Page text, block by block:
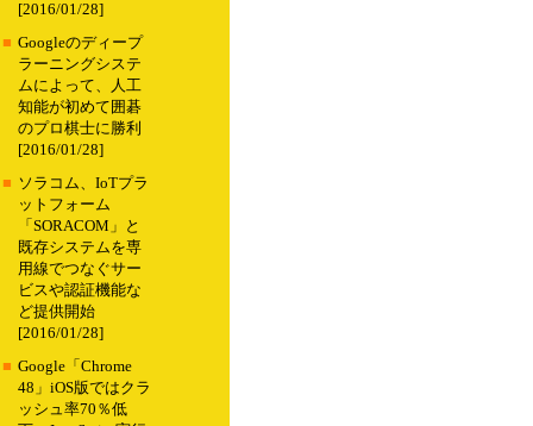
[2016/01/28]
■ Googleのディープ
ラーニングシステ
ムによって、人工
知能が初めて囲碁
のプロ棋士に勝利
[2016/01/28]
■ ソラコム、IoTプラ
ットフォーム
「SORACOM」と
既存システムを専
用線でつなぐサー
ビスや認証機能な
ど提供開始
[2016/01/28]
■ Google「Chrome
48」iOS版ではクラ
ッシュ率70％低